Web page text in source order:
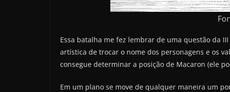
Essa batalha me fez lembrar de uma questão da
artística de trocar o nome dos personagens e os
consegue determinar a posição de Macaron (ele
Em um plano se move de qualquer maneira um